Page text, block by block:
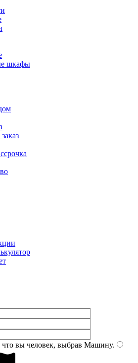
шкафы
вы человек, выбрав Машину.